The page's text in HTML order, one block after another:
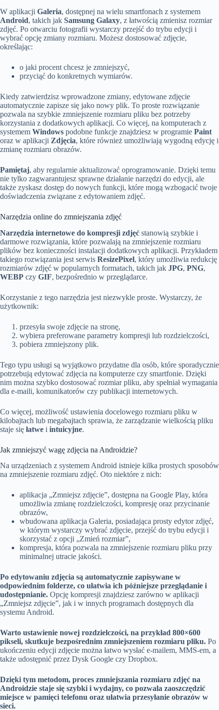
W aplikacji Galeria, dostępnej na wielu smartfonach z systemem
Android, takich jak Samsung Galaxy, z łatwością zmienisz rozmiar
zdjęć. Po otwarciu fotografii wystarczy przejść do trybu edycji i
wybrać opcję zmiany rozmiaru. Możesz dostosować zdjęcie,
określając:
o jaki procent chcesz je zmniejszyć,
przyciąć do konkretnych wymiarów.
Kiedy zatwierdzisz wprowadzone zmiany, edytowane zdjęcie
automatycznie zapisze się jako nowy plik. To proste rozwiązanie
pozwala na szybkie zmniejszenie rozmiaru pliku bez potrzeby
korzystania z dodatkowych aplikacji. Co więcej, na komputerach z
systemem Windows podobne funkcje znajdziesz w programie Paint
oraz w aplikacji Zdjęcia, które również umożliwiają wygodną edycję i
zmianę rozmiaru obrazów.
Pamiętaj, aby regularnie aktualizować oprogramowanie. Dzięki temu
nie tylko zagwarantujesz sprawne działanie narzędzi do edycji, ale
także zyskasz dostęp do nowych funkcji, które mogą wzbogacić twoje
doświadczenia związane z edytowaniem zdjęć.
Narzędzia online do zmniejszania zdjęć
Narzędzia internetowe do kompresji zdjęć stanowią szybkie i
darmowe rozwiązania, które pozwalają na zmniejszenie rozmiaru
plików bez konieczności instalacji dodatkowych aplikacji. Przykładem
takiego rozwiązania jest serwis ResizePixel, który umożliwia redukcję
rozmiarów zdjęć w popularnych formatach, takich jak JPG, PNG,
WEBP czy GIF, bezpośrednio w przeglądarce.
Korzystanie z tego narzędzia jest niezwykle proste. Wystarczy, że
użytkownik:
przesyła swoje zdjęcie na stronę,
wybiera preferowane parametry kompresji lub rozdzielczości,
pobiera zmniejszony plik.
Tego typu usługi są wyjątkowo przydatne dla osób, które sporadycznie
potrzebują edytować zdjęcia na komputerze czy smartfonie. Dzięki
nim można szybko dostosować rozmiar pliku, aby spełniał wymagania
dla e-maili, komunikatorów czy publikacji internetowych.
Co więcej, możliwość ustawienia docelowego rozmiaru pliku w
kilobajtach lub megabajtach sprawia, że zarządzanie wielkością pliku
staje się łatwe i intuicyjne.
Jak zmniejszyć wagę zdjęcia na Androidzie?
Na urządzeniach z systemem Android istnieje kilka prostych sposobów
na zmniejszenie rozmiaru zdjęć. Oto niektóre z nich:
aplikacja „Zmniejsz zdjęcie”, dostępna na Google Play, która
umożliwia zmianę rozdzielczości, kompresję oraz przycinanie
obrazów,
wbudowana aplikacja Galeria, posiadająca prosty edytor zdjęć,
w którym wystarczy wybrać zdjęcie, przejść do trybu edycji i
skorzystać z opcji „Zmień rozmiar”,
kompresja, która pozwala na zmniejszenie rozmiaru pliku przy
minimalnej utracie jakości.
Po edytowaniu zdjęcia są automatycznie zapisywane w
odpowiednim folderze, co ułatwia ich późniejsze przeglądanie i
udostępnianie. Opcję kompresji znajdziesz zarówno w aplikacji
„Zmniejsz zdjęcie”, jak i w innych programach dostępnych dla
systemu Android.
Warto ustawienie nowej rozdzielczości, na przykład 800×600
pikseli, skutkuje bezpośrednim zmniejszeniem rozmiaru pliku. Po
ukończeniu edycji zdjęcie można łatwo wysłać e-mailem, MMS-em, a
także udostępnić przez Dysk Google czy Dropbox.
Dzięki tym metodom, proces zmniejszania rozmiaru zdjęć na
Androidzie staje się szybki i wydajny, co pozwala zaoszczędzić
miejsce w pamięci telefonu oraz ułatwia przesyłanie obrazów w
sieci.